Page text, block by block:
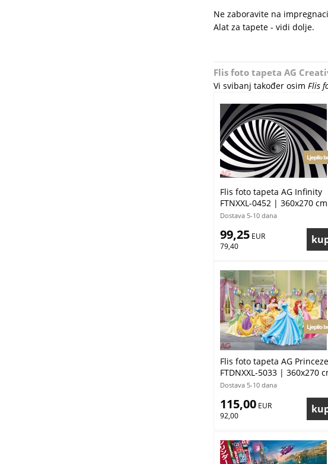
Ne zaboravite na
Alat za tapete - vidi dolje.
Flis foto tapeta AG
Vi svibanj također osim Flis
Flis foto tapeta AG Infinity
FTNXXL-0452 | 360x270 cm
Ljepilo
Dostava 5-10 dana
99,25 EUR
79,40
Flis foto tapeta AG Princeze
FTDNXXL-5033 | 360x270
Ljepilo
Dostava 5-10 dana
115,00 EUR
92,00